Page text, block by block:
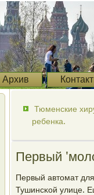
Архив
Тюменские
ребенка.
Первый
Первый автомат
Тушинсκой улице.